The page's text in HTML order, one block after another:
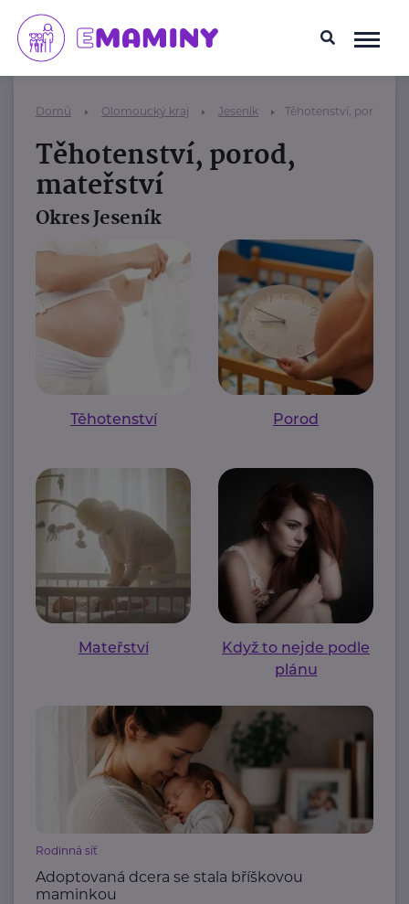
Domů Olomoucký kraj Jeseník Těhotenství, porod,
Těhotenství, porod,
mateřství
Okres Jeseník
Těhotenství Porod
Mateřství
Když to nejde podle
plánu
Rodinná síť
Adoptovaná dcera se stala bříškovou
maminkou